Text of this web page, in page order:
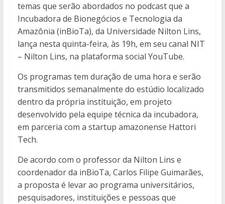
temas que serão abordados no podcast que a
Incubadora de Bionegócios e Tecnologia da
Amazônia (inBioTa), da Universidade Nilton Lins,
lança nesta quinta-feira, às 19h, em seu canal NIT
– Nilton Lins, na plataforma social YouTube.
Os programas tem duração de uma hora e serão
transmitidos semanalmente do estúdio localizado
dentro da própria instituição, em projeto
desenvolvido pela equipe técnica da incubadora,
em parceria com a startup amazonense Hattori
Tech.
De acordo com o professor da Nilton Lins e
coordenador da inBioTa, Carlos Filipe Guimarães,
a proposta é levar ao programa universitários,
pesquisadores, instituições e pessoas que